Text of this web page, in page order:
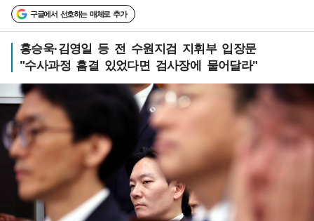
구글에서 선호하는 매체로 추가
홍승욱·김영일 등 전 수원지검 지휘부 입장문
"수사과정 흠결 있었다면 검사장에 물어달라"